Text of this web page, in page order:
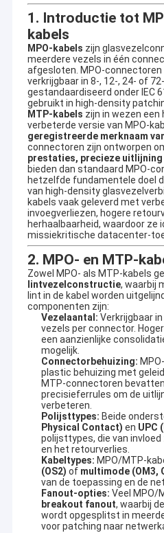
1. Introductie tot
kabels
MPO-kabels zijn
meerdere vezels in één
afgesloten. MPO-connectoren
verkrijgbaar in 8-, 12-, 24- of
gestandaardiseerd onder IEC
gebruikt in high-density
MTP-kabels zijn in wezen
verbeterde versie van MPO-
geregistreerde merknaam
connectoren zijn ontworpen
prestaties, precieze uitlijning
bieden dan standaard MPO-
hetzelfde fundamentele doel
van high-density
kabels vaak geleverd met
invoegverliezen, hogere
herhaalbaarheid, waardoor ze
missiekritische datacenter-
2. MPO- en MTP-
Zowel MPO- als MTP-kabels
lintvezelconstructie, waarbij
lint in de kabel worden
componenten zijn:
Vezelaantal: Verkrijgbaar
vezels per connector.
een aanzienlijke
mogelijk.
Connectorbehuizing:
plastic behuizing met
MTP-connectoren
precisieferrules om de
verbeteren.
Polijsttypes: Beide
Physical Contact) en UPC
polijsttypes, die van
en het retourverlies.
Kabeltypes: MPO/MTP-
(OS2) of multimode (OM3,
van de toepassing en de
Fanout-opties: Veel MPO/
breakout fanout, waarbij
wordt opgesplitst in
voor patching naar